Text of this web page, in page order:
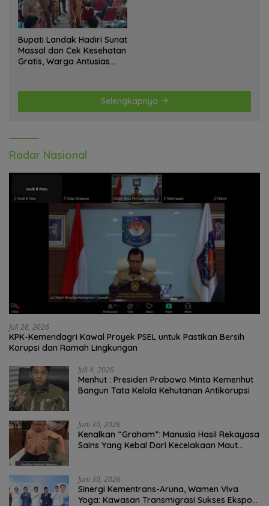
Bupati Landak Hadiri Sunat
Massal dan Cek Kesehatan
Gratis, Warga Antusias
Selengkapnya
Radar Nasional
Juli 26, 2026
KPK-Kemendagri Kawal Proyek PSEL untuk Pastikan Bersih
Korupsi dan Ramah Lingkungan
Juli 4, 2026
Menhut : Presiden Prabowo Minta Kemenhut
Bangun Tata Kelola Kehutanan Antikorupsi
Juni 30, 2026
Kenalkan “Graham”: Manusia Hasil Rekayasa
Sains Yang Kebal Dari Kecelakaan Maut
Juni 30, 2026
Sinergi Kementrans-Aruna, Wamen Viva
Yoga: Kawasan Transmigrasi Sukses Ekspor